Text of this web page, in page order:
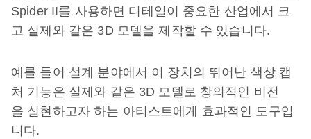
Spider II를 사용하면 디테일이 중요한 산업에서 크
고 실제와 같은 3D 모델을 제작할 수 있습니다.
예를 들어 설계 분야에서 이 장치의 뛰어난 색상 캡
처 기능은 실제와 같은 3D 모델로 창의적인 비전
을 실현하고자 하는 아티스트에게 효과적인 도구입
니다.